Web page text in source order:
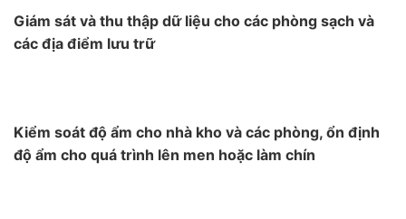
Giám sát và thu thập dữ liệu cho các phòng sạch và
các địa điểm lưu trữ
Kiểm soát độ ẩm cho nhà kho và các phòng, ổn định
độ ẩm cho quá trình lên men hoặc làm chín